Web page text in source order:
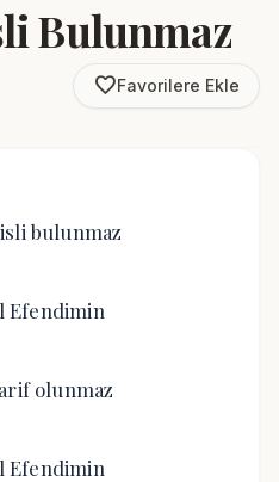
Bulunmaz
favorite_borderFavorilere Ekle
bulunmaz
Efendimin
olunmaz
Efendimin